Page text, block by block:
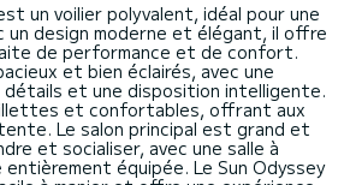
un voilier polyvalent, idéal pour une
un design moderne et élégant, il offre
de performance et de confort.
et bien éclairés, avec une
et une disposition intelligente.
et confortables, offrant aux
Le salon principal est grand et
et socialiser, avec une salle à
équipée. Le Sun Odyssey